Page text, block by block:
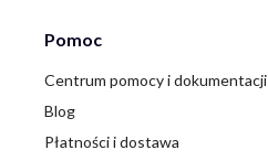
Linki w stopce
Pomoc
Centrum pomocy i dokumentacji
Blog
Płatności i dostawa